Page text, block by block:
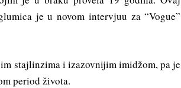
je u novom intervjuu za “Vogue”
stajlinzima i izazovnijim imidžom, pa je
period života.